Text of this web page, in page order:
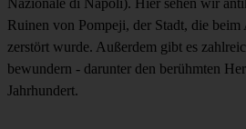
Nazionale di Napoli). Hier sehen wir
Ruinen von Pompeji, der Stadt, die beim
zerstört wurde. Außerdem gibt es
bewundern - darunter den berühmten
Jahrhundert.